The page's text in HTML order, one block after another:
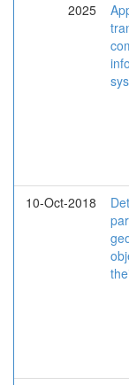
2025
10-Oct-2018